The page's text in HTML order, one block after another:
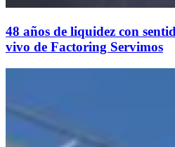
48 años de liquidez con
vivo de Factoring Servimos